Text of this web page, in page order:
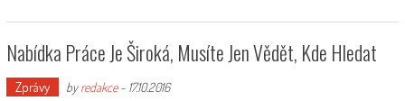
Nabídka Práce Je Široká, Musíte Jen Vědět, Kde Hledat
Zprávy byredakce- 17.10.2016